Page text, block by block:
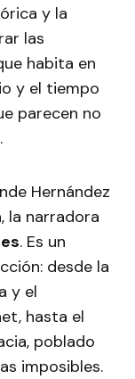
y la
las
habita en
y el tiempo
parecen no
Hernández
la narradora
. Es un
desde la
y el
hasta el
poblado
imposibles.